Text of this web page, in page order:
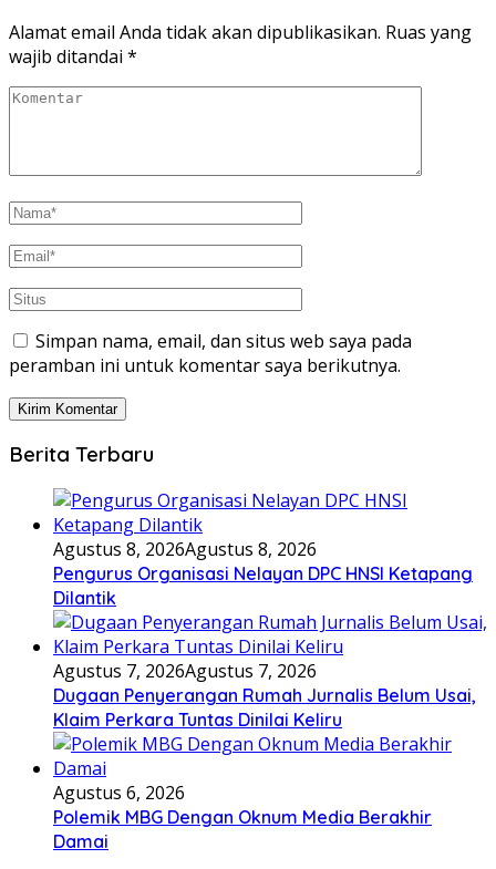
Alamat email Anda tidak akan dipublikasikan. Ruas yang
wajib ditandai *
Simpan nama, email, dan situs web saya pada
peramban ini untuk komentar saya berikutnya.
Berita Terbaru
Agustus 8, 2026Agustus 8, 2026
Pengurus Organisasi Nelayan DPC HNSI Ketapang
Dilantik
Agustus 7, 2026Agustus 7, 2026
Dugaan Penyerangan Rumah Jurnalis Belum Usai,
Klaim Perkara Tuntas Dinilai Keliru
Agustus 6, 2026
Polemik MBG Dengan Oknum Media Berakhir
Damai